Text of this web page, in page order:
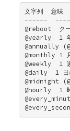
文字列  意味
------
@reboot  ク
@yearly  1
@annually
@monthly
@weekly  1
@daily  1
@midnight
@hourly  1